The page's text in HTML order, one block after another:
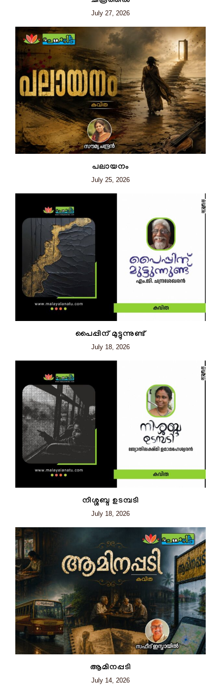
July 27, 2026
പലായനം
July 25, 2026
പൈപ്പിന് മുട്ടുന്നുണ്ട്
July 18, 2026
നിശ്ശബ്ദ ഉടമ്പടി
July 18, 2026
ആമിനപ്പടി
July 14, 2026